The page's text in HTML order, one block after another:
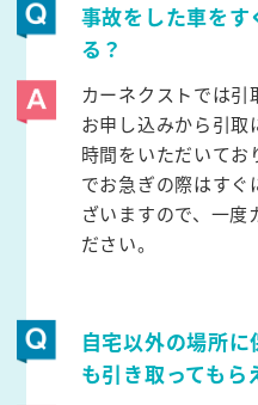
事故をした車をす
る？
カーネクストでは引
お申し込みから引取
時間をいただいてお
でお急ぎの際はす
ざいますので、一度
ださい。
自宅以外の場所
も引き取ってもら